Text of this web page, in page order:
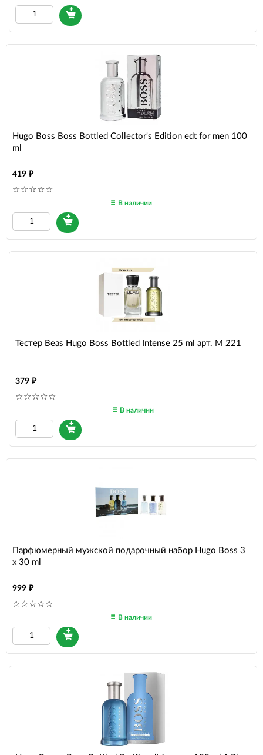
Hugo Boss Boss Bottled Collector's Edition edt for men 100
ml
419
В наличии
Тестер Beas Hugo Boss Bottled Intense 25 ml арт. M 221
379
В наличии
Парфюмерный мужской подарочный набор Hugo Boss 3
x 30 ml
999
В наличии